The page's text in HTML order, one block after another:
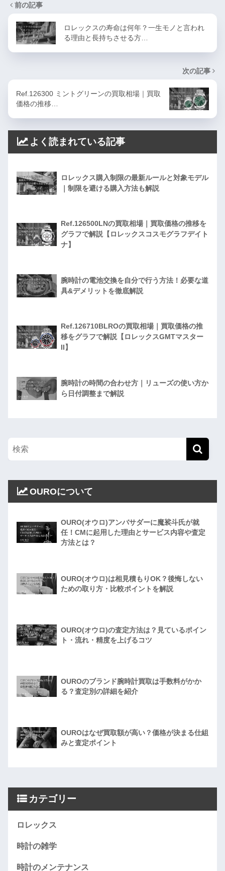
前の記事
ロレックスの寿命は何年？一生モノと言われ
る理由と長持ちさせる方…
次の記事
Ref.126300 ミントグリーンの買取相場｜買取
価格の推移…
よく読まれている記事
ロレックス購入制限の最新ルールと対象モデル
｜制限を避ける購入方法も解説
Ref.126500LNの買取相場｜買取価格の推移を
グラフで解説【ロレックスコスモグラフデイト
ナ】
腕時計の電池交換を自分で行う方法！必要な道
具&デメリットを徹底解説
Ref.126710BLROの買取相場｜買取価格の推
移をグラフで解説【ロレックスGMTマスター
II】
腕時計の時間の合わせ方｜リューズの使い方か
ら日付調整まで解説
OUROについて
OURO(オウロ)アンバサダーに魔裟斗氏が就
任！CMに起用した理由とサービス内容や査定
方法とは？
OURO(オウロ)は相見積もりOK？後悔しない
ための取り方・比較ポイントを解説
OURO(オウロ)の査定方法は？見ているポイン
ト・流れ・精度を上げるコツ
OUROのブランド腕時計買取は手数料がかか
る？査定別の詳細を紹介
OUROはなぜ買取額が高い？価格が決まる仕組
みと査定ポイント
カテゴリー
ロレックス
時計の雑学
時計のメンテナンス